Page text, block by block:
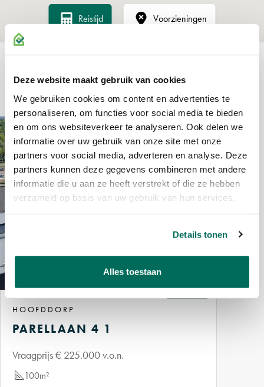
Deze website maakt gebruik van cookies
We gebruiken cookies om content en advertenties te
personaliseren, om functies voor social media te bieden
en om ons websiteverkeer te analyseren. Ook delen we
informatie over uw gebruik van onze site met onze
partners voor social media, adverteren en analyse. Deze
partners kunnen deze gegevens combineren met andere
informatie die u aan ze heeft verstrekt of die ze hebben
verzameld op basis van uw gebruik van hun services.
Details tonen
Alles toestaan
termijnen op basis van de bouwvoortgang, te beginnen met de
aankoop van de grond.
Het project is gesplitst in appartementsrechten. Kopers worden
automatisch lid van de VvE, die wordt beheerd door een externe
partij. De VvE draagt zorg voor het onderhoud van de
gemeenschappelijke delen en de verzekering van het complex.
BESCHIKBAARHEID
Heeft u interesse of wilt u direct een optie nemen op de laatste unit?
Neem dan contact met ons op per e-mail of telefoon, zodat wij u
Ondanks de zorgvuldige samenstelling van deze tekst kunnen de
makelaar en ontwikkelaar niet aansprakelijk worden gesteld voor
eventuele fouten of onvolkomenheden. De gebruikte afbeeldingen
zijn artist impressions en kunnen afwijken van de werkelijkheid.
Deze advertentie is niet juridisch bindend als aanbod.
Reistijd Voorzieningen
VERGELIJKBARE
OBJECTEN
TE KOOP
HOOFDDORP
PARELLAAN 4 1
Vraagprijs € 225.000 v.o.n.
100m²